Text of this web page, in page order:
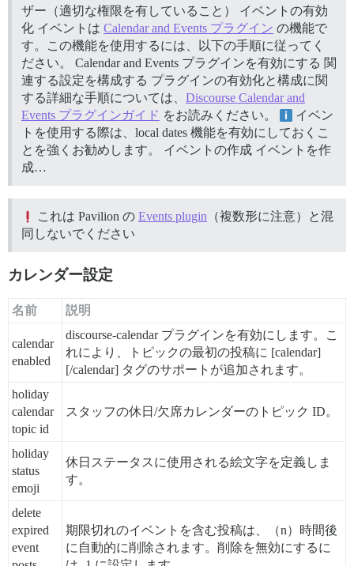
ザー（適切な権限を有していること） イベントの有効
化 イベントは Calendar and Events プラグイン の機能で
す。この機能を使用するには、以下の手順に従ってく
ださい。 Calendar and Events プラグインを有効にする 関
連する設定を構成する プラグインの有効化と構成に関
する詳細な手順については、 Discourse Calendar and
Events プラグインガイド をお読みください。
イベン
トを使用する際は、local dates 機能を有効にしておくこ
とを強くお勧めします。 イベントの作成 イベントを作
成…
これは Pavilion の Events plugin （複数形に注意）と混
同しないでください
カレンダー設定
名前 説明
calendar
enabled
discourse-calendar プラグインを有効にします。こ
れにより、トピックの最初の投稿に [calendar]
[/calendar] タグのサポートが追加されます。
holiday
calendar
topic id
スタッフの休日/欠席カレンダーのトピック ID。
holiday
status
emoji
休日ステータスに使用される絵文字を定義しま
す。
delete
expired
event
期限切れのイベントを含む投稿は、（n）時間後
に自動的に削除されます。削除を無効にするに